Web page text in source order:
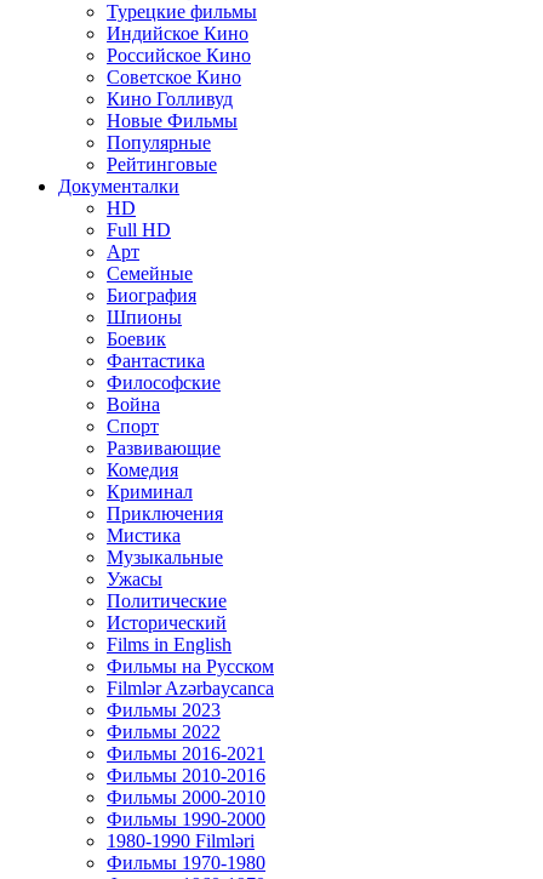
Турецкие фильмы
Индийское Кино
Российское Кино
Советское Кино
Кино Голливуд
Новые Фильмы
Популярные
Рейтинговые
Документалки
HD
Full HD
Арт
Семейные
Биография
Шпионы
Боевик
Фантастика
Философские
Война
Спорт
Развивающие
Комедия
Криминал
Приключения
Мистика
Музыкальные
Ужасы
Политические
Исторический
Films in English
Фильмы на Русском
Filmlər Azərbaycanca
Фильмы 2023
Фильмы 2022
Фильмы 2016-2021
Фильмы 2010-2016
Фильмы 2000-2010
Фильмы 1990-2000
1980-1990 Filmləri
Фильмы 1970-1980